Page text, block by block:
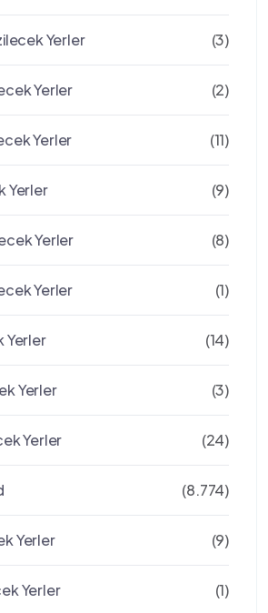
Yerler (3)
Yerler (2)
Yerler (11)
Yerler (9)
Yerler (8)
Yerler (1)
Yerler (14)
Yerler (3)
Yerler (24)
(8.774)
Yerler (9)
Yerler (1)